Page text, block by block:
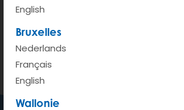
English
Bruxelles
Nederlands
Français
English
Wallonie
Bekijken op Google Maps